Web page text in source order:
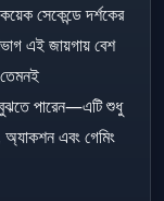
সেকেন্ডে দর্শকের
এই জায়গায় বেশ
পারেন—এটি শুধু
অ্যাকশন এবং গেমিং